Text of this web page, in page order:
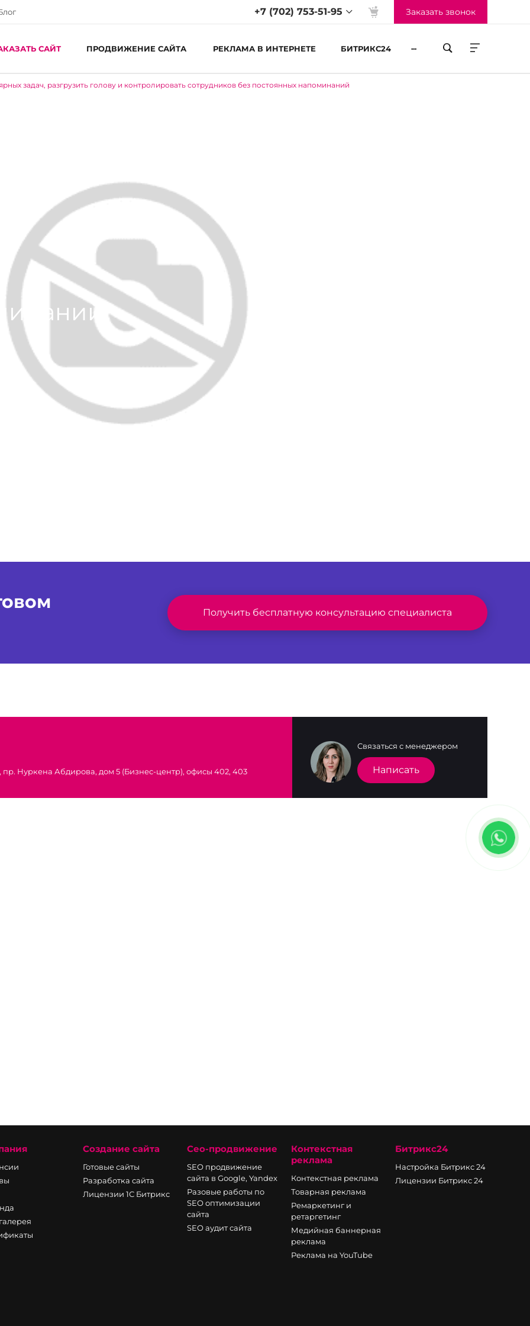
+7 (702) 753-51-95 Заказать звонок
САЙТ ПРОДВИЖЕНИЕ САЙТА РЕКЛАМА В ИНТЕРНЕТЕ БИТРИКС24 ...
задач, разгрузить голову и контролировать сотрудников без постоянных напоминаний
Получить бесплатную консультацию специалиста
пр. Нуркена Абдирова, дом 5 (Бизнес-центр), офисы 402, 403
Связаться с менеджером
Написать
Создание сайта
Готовые сайты
Разработка сайта
Лицензии 1С Битрикс
Сео-продвижение
SEO продвижение
сайта в Google, Yandex
Разовые работы по
SEO оптимизации
сайта
SEO аудит сайта
Контекстная
реклама
Контекстная реклама
Товарная реклама
Ремаркетинг и
ретаргетинг
Медийная баннерная
реклама
Реклама на YouTube
Битрикс24
Настройка Битрикс 24
Лицензии Битрикс 24